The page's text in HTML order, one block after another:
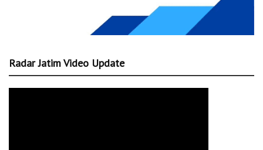
Radar Jatim Video Update